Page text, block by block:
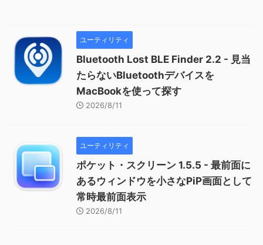
ユーティリティ
Bluetooth Lost BLE Finder 2.2 - 見当
たらないBluetoothデバイスを
MacBookを使って探す
2026/8/11
ユーティリティ
ポケット・スクリーン 1.5.5 - 最前面に
あるウィンドウを小さなPiP画面として
常時最前面表示
2026/8/11